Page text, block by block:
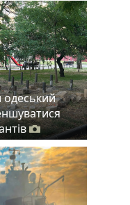
одеський